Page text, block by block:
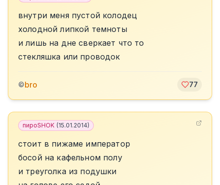
внутри меня пустой колодец
холодной липкой темноты
и лишь на дне сверкает что то
стекляшка или проводок
©bro 77
пироSHOK (15.01.2014)
стоит в пижаме император
босой на кафельном полу
и треуголка из подушки